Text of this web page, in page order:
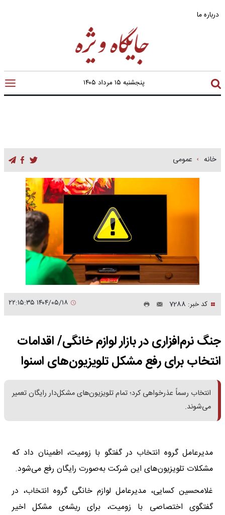
درباره ما
پنجشنبه ۱۵ مرداد ۱۴۰۵
خانه عمومی
کد خبر: 7288
جنگ نرم‌افزاری در بازار لوازم خانگی/ اقدامات
انتخاب برای رفع مشکل تلویزیون‌های اسنوا
انتخاب رسماً عذرخواهی کرد؛ تمام تلویزیون‌های مشکل‌دار رایگان تعمیر
می‌شوند.
مدیرعامل گروه انتخاب در گفتگو با زومیت، اطمینان داد که
مشکلات تلویزیون‌های این شرکت به‌صورت رایگان رفع می‌شود.
غلامحسین کسایی، مدیرعامل لوازم خانگی گروه انتخاب، در
گفتگوی اختصاصی با زومیت، برای ریشه‌ی مشکل اخیر